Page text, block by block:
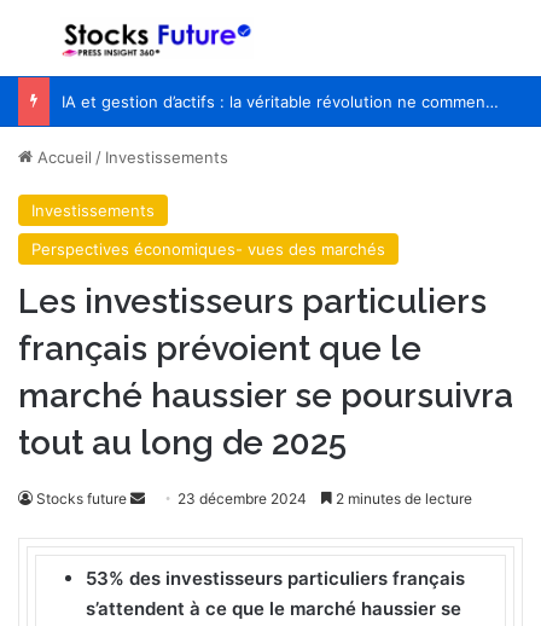
Menu
IA et gestion d’actifs : la véritable révolution ne commencera pas quand les robots remplaceront les financiers
Accueil / Investissements
Investissements
Perspectives économiques- vues des marchés
Les investisseurs particuliers
français prévoient que le
marché haussier se poursuivra
tout au long de 2025
Stocks future
v
o
y
23 décembre 2024 2 minutes de lecture
53% des investisseurs particuliers français
s’attendent à ce que le marché haussier se